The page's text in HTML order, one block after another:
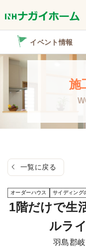
ン
プ
イベント情報
施
一覧に戻る
オーダーハウス サイディング
1階だけで生
ルラ
羽島郡